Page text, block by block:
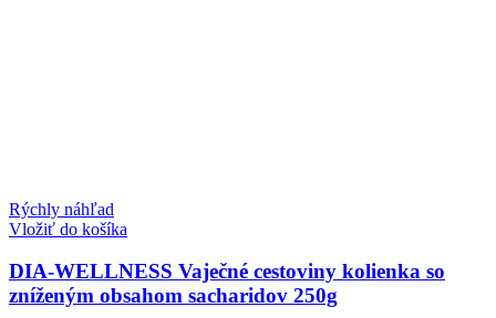
Rýchly náhľad
Vložiť do košíka
DIA-WELLNESS Vaječné cestoviny kolienka so
zníženým obsahom sacharidov 250g